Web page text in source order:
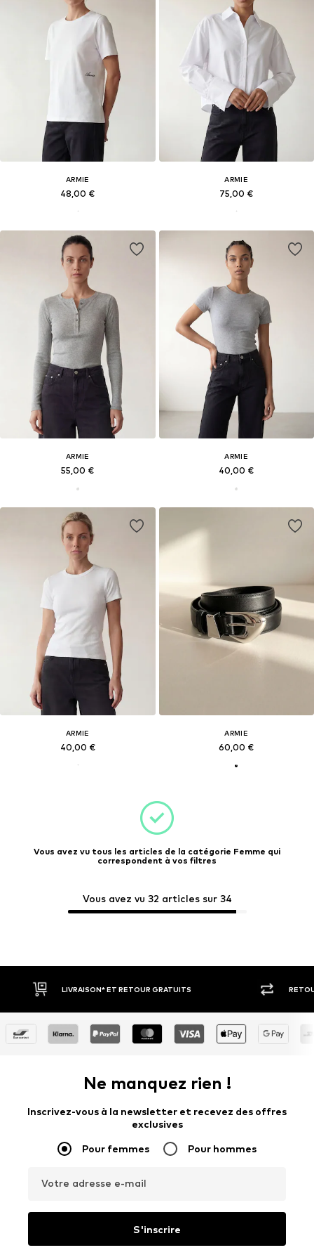
ARMIE
48,00 €
ARMIE
75,00 €
ARMIE
55,00 €
ARMIE
40,00 €
Vous avez vu 32 articles sur 34
ARMIE
40,00 €
ARMIE
60,00 €
Vous avez vu tous les articles de la catégorie Femme qui
correspondent à vos filtres
RETOUR SOUS 30 JOURS
Ne manquez rien !
Inscrivez-vous à la newsletter et recevez des offres
exclusives
Pour femmes Pour hommes
Votre adresse e-mail
S'inscrire